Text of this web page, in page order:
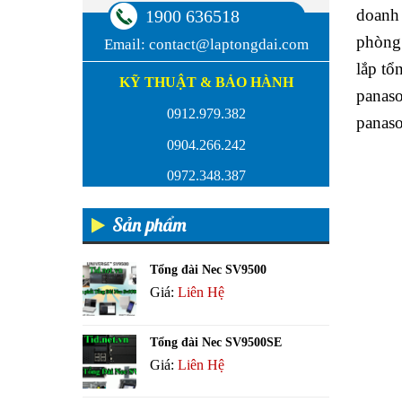
1900 636518
Email: contact@laptongdai.com
KỸ THUẬT & BẢO HÀNH
0912.979.382
0904.266.242
0972.348.387
Sản phẩm
Tổng đài Nec SV9500
Giá: Liên Hệ
Tổng đài Nec SV9500SE
Giá: Liên Hệ
lắp